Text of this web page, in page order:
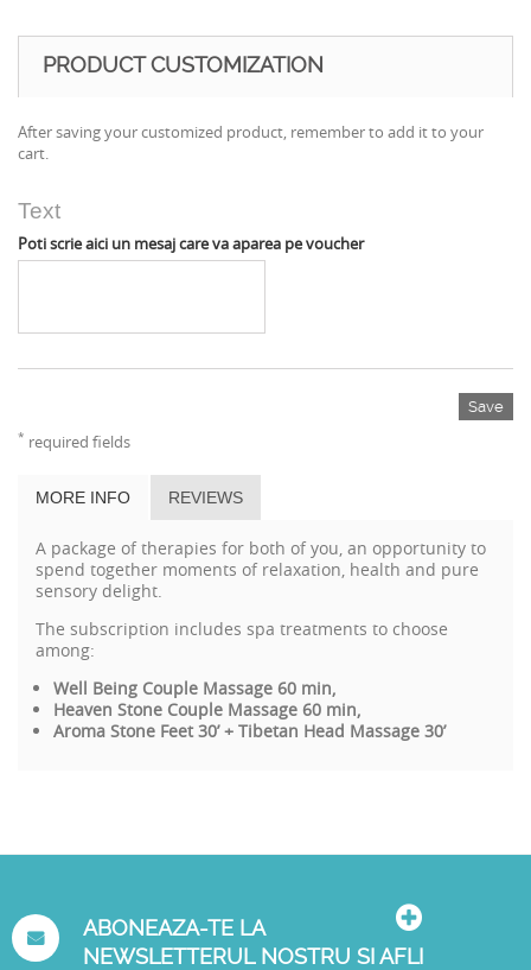
PRODUCT CUSTOMIZATION
After saving your customized product, remember to add it to your
cart.
Text
Poti scrie aici un mesaj care va aparea pe voucher
Save
* required fields
MORE INFO REVIEWS
A package of therapies for both of you, an opportunity to
spend together moments of relaxation, health and pure
sensory delight.
The subscription includes spa treatments to choose
among:
Well Being Couple Massage 60 min,
Heaven Stone Couple Massage 60 min,
Aroma Stone Feet 30’ + Tibetan Head Massage 30’
ABONEAZA-TE LA
NEWSLETTERUL NOSTRU SI AFLI